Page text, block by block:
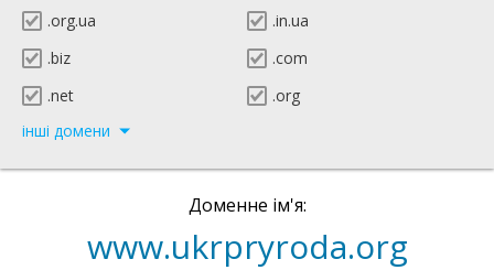
.org.ua
.in.ua
.biz
.com
.net
.org
інші домени
Доменне ім'я:
www.ukrpryroda.org